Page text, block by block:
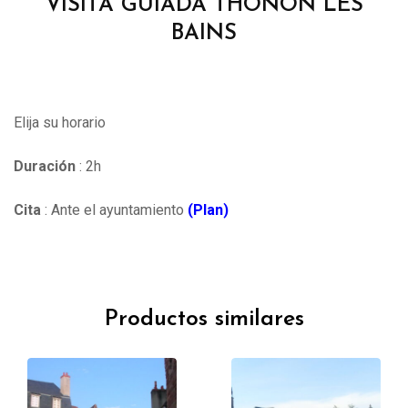
VISITA GUIADA THONON LES
BAINS
Elija su horario
Duración : 2h
Cita : Ante el ayuntamiento (Plan)
Productos similares